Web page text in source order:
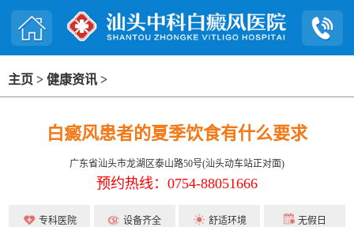
主页 > 健康资讯 >
白癜风患者的夏季饮食有什么要求
广东省汕头市龙湖区泰山路50号(汕头动车站正对面)
预约热线：0754-88051666
专科医院 设备齐全 舒适环境 无假日